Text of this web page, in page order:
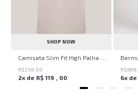
SHOP NOW
R$238 00
2x de R$ 119 , 00
R$698
6x de